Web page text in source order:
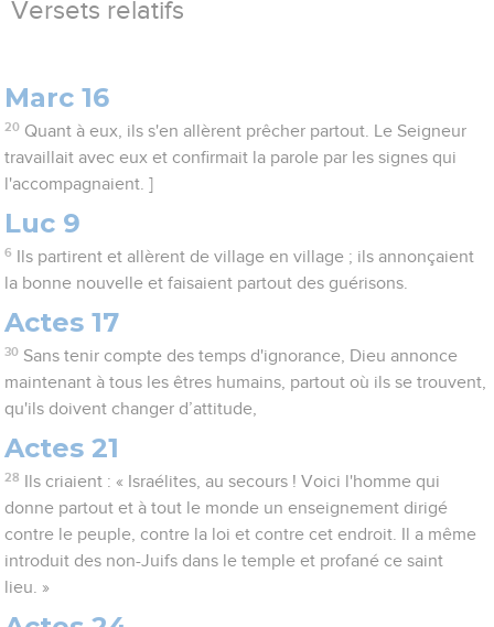
Versets relatifs
Marc 16
20 Quant à eux, ils s'en allèrent prêcher partout. Le Seigneur
travaillait avec eux et confirmait la parole par les signes qui
l'accompagnaient. ]
Luc 9
6
Ils partirent et allèrent de village en village ; ils annonçaient
la bonne nouvelle et faisaient partout des guérisons.
Actes 17
30 Sans tenir compte des temps d'ignorance, Dieu annonce
maintenant à tous les êtres humains, partout où ils se trouvent,
qu'ils doivent changer d’attitude,
Actes 21
28
Ils criaient : « Israélites, au secours ! Voici l'homme qui
donne partout et à tout le monde un enseignement dirigé
contre le peuple, contre la loi et contre cet endroit. Il a même
introduit des non-Juifs dans le temple et profané ce saint
lieu. »